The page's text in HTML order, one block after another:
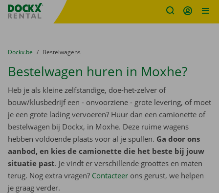
Fratello DEMO
U bevindt zich hier:
van
Dockx.be naar
Bestelwagens
Bestelwagen huren in Moxhe?
Heb je als kleine zelfstandige, doe-het-zelver of
bouw/klusbedrijf een - onvoorziene - grote levering, of moet
je een grote lading vervoeren? Huur dan een camionette of
bestelwagen bij Dockx, in Moxhe. Deze ruime wagens
hebben voldoende plaats voor al je spullen. Ga door ons
aanbod, en kies de camionette die het beste bij jouw
situatie past. Je vindt er verschillende groottes en maten
terug. Nog extra vragen? Contacteer ons gerust, we helpen
je graag verder.